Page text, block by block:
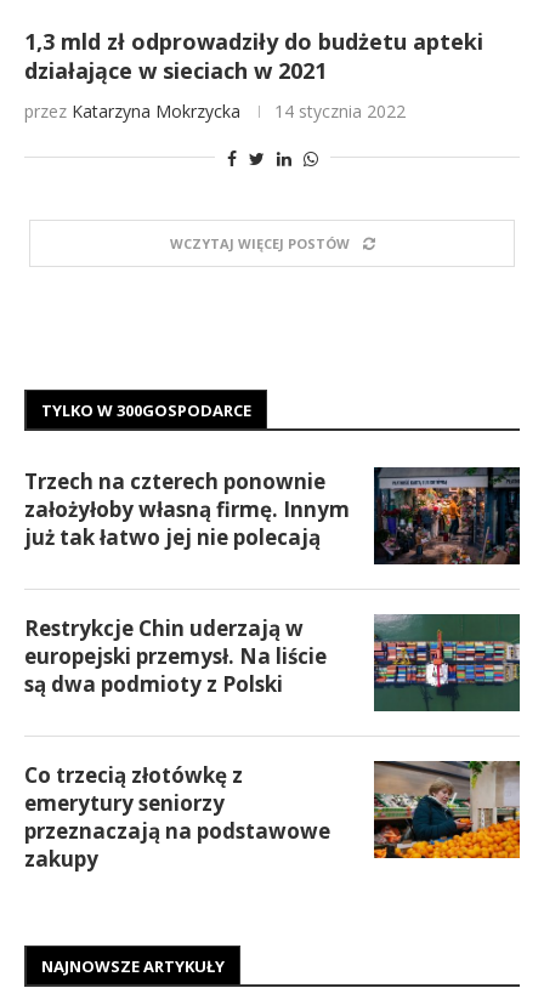
1,3 mld zł odprowadziły do budżetu apteki
działające w sieciach w 2021
przez Katarzyna Mokrzycka 14 stycznia 2022
WCZYTAJ WIĘCEJ POSTÓW
TYLKO W 300GOSPODARCE
Trzech na czterech ponownie
założyłoby własną firmę. Innym
już tak łatwo jej nie polecają
Restrykcje Chin uderzają w
europejski przemysł. Na liście
są dwa podmioty z Polski
Co trzecią złotówkę z
emerytury seniorzy
przeznaczają na podstawowe
zakupy
NAJNOWSZE ARTYKUŁY